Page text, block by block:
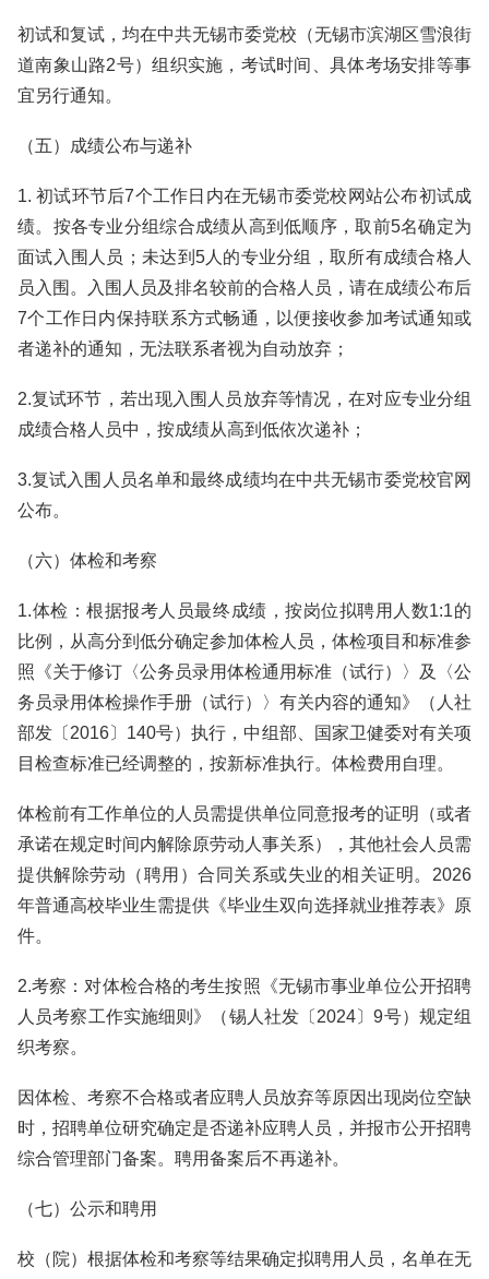
初试和复试，均在中共无锡市委党校（无锡市滨湖区雪浪街
道南象山路2号）组织实施，考试时间、具体考场安排等事
宜另行通知。
（五）成绩公布与递补
1. 初试环节后7个工作日内在无锡市委党校网站公布初试成
绩。按各专业分组综合成绩从高到低顺序，取前5名确定为
面试入围人员；未达到5人的专业分组，取所有成绩合格人
员入围。入围人员及排名较前的合格人员，请在成绩公布后
7个工作日内保持联系方式畅通，以便接收参加考试通知或
者递补的通知，无法联系者视为自动放弃；
2.复试环节，若出现入围人员放弃等情况，在对应专业分组
成绩合格人员中，按成绩从高到低依次递补；
3.复试入围人员名单和最终成绩均在中共无锡市委党校官网
公布。
（六）体检和考察
1.体检：根据报考人员最终成绩，按岗位拟聘用人数1:1的
比例，从高分到低分确定参加体检人员，体检项目和标准参
照《关于修订〈公务员录用体检通用标准（试行）〉及〈公
务员录用体检操作手册（试行）〉有关内容的通知》（人社
部发〔2016〕140号）执行，中组部、国家卫健委对有关项
目检查标准已经调整的，按新标准执行。体检费用自理。
体检前有工作单位的人员需提供单位同意报考的证明（或者
承诺在规定时间内解除原劳动人事关系），其他社会人员需
提供解除劳动（聘用）合同关系或失业的相关证明。2026
年普通高校毕业生需提供《毕业生双向选择就业推荐表》原
件。
2.考察：对体检合格的考生按照《无锡市事业单位公开招聘
人员考察工作实施细则》（锡人社发〔2024〕9号）规定组
织考察。
因体检、考察不合格或者应聘人员放弃等原因出现岗位空缺
时，招聘单位研究确定是否递补应聘人员，并报市公开招聘
综合管理部门备案。聘用备案后不再递补。
（七）公示和聘用
校（院）根据体检和考察等结果确定拟聘用人员，名单在无